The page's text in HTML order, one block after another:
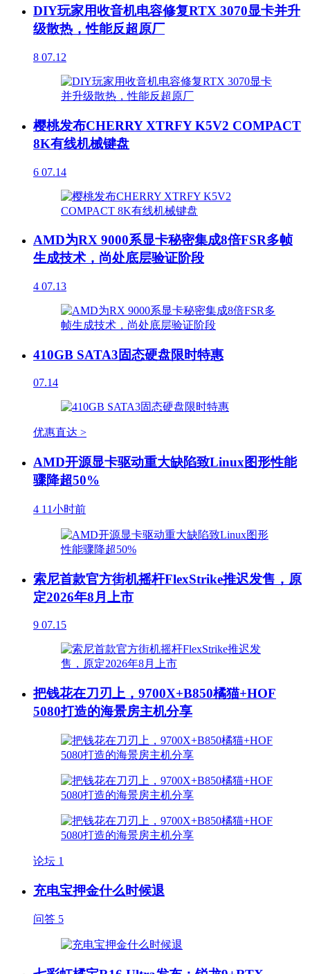
DIY玩家用收音机电容修复RTX 3070显卡并升
级散热，性能反超原厂
8 07.12
樱桃发布CHERRY XTRFY K5V2 COMPACT
8K有线机械键盘
6 07.14
AMD为RX 9000系显卡秘密集成8倍FSR多帧
生成技术，尚处底层验证阶段
4 07.13
410GB SATA3固态硬盘限时特惠
07.14
优惠直达 >
AMD开源显卡驱动重大缺陷致Linux图形性能
骤降超50%
4 11小时前
索尼首款官方街机摇杆FlexStrike推迟发售，原
定2026年8月上市
9 07.15
把钱花在刀刃上，9700X+B850橘猫+HOF
5080打造的海景房主机分享
论坛 1
充电宝押金什么时候退
问答 5